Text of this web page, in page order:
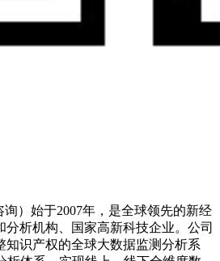
询）始于2007年，是全球领先的新经
析机构、国家高新科技企业。公司
知识产权的全球大数据监测分析系